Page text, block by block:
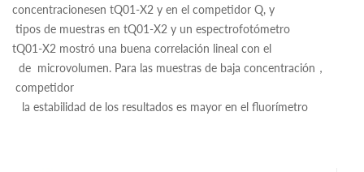
concentracionesen tQ01-X2 y en el competidor Q, y
tipos de muestras en tQ01-X2 y un espectrofotómetro
tQ01-X2 mostró una buena correlación lineal con el
de microvolumen. Para las muestras de baja concentración，
competidor
la estabilidad de los resultados es mayor en el fluorímetro